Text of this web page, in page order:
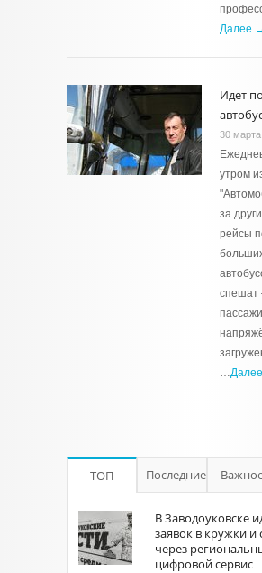
Далее
Идет
30
утром
за
рейсы
спешат
…
ТОП Последние
В Заводоуковске
заявок в кружки и
через
цифровой сервис